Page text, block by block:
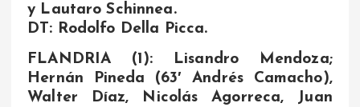
y Lautaro Schinnea.
DT: Rodolfo Della Picca.
FLANDRIA (1): Lisandro Mendoza;
Hernán Pineda (63′ Andrés Camacho),
Walter Díaz, Nicolás Agorreca, Juan